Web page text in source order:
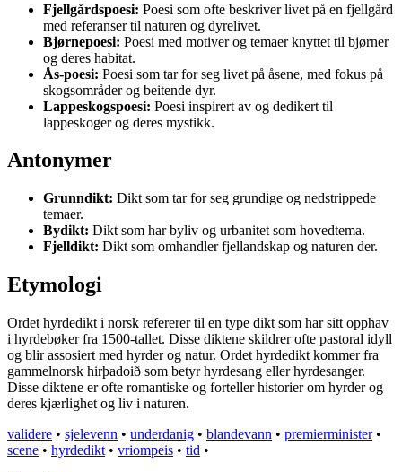
Fjellgårdspoesi: Poesi som ofte beskriver livet på en fjellgård
med referanser til naturen og dyrelivet.
Bjørnepoesi: Poesi med motiver og temaer knyttet til bjørner
og deres habitat.
Ås-poesi: Poesi som tar for seg livet på åsene, med fokus på
skogsområder og beitende dyr.
Lappeskogspoesi: Poesi inspirert av og dedikert til
lappeskoger og deres mystikk.
Antonymer
Grunndikt: Dikt som tar for seg grundige og nedstrippede
temaer.
Bydikt: Dikt som har byliv og urbanitet som hovedtema.
Fjelldikt: Dikt som omhandler fjellandskap og naturen der.
Etymologi
Ordet hyrdedikt i norsk refererer til en type dikt som har sitt opphav
i hyrdebøker fra 1500-tallet. Disse diktene skildrer ofte pastoral idyll
og blir assosiert med hyrder og natur. Ordet hyrdedikt kommer fra
gammelnorsk hirþadoið som betyr hyrdesang eller hyrdesanger.
Disse diktene er ofte romantiske og forteller historier om hyrder og
deres kjærlighet og liv i naturen.
validere • sjelevenn • underdanig • blandevann • premierminister•
scene • hyrdedikt • vriompeis • tid •